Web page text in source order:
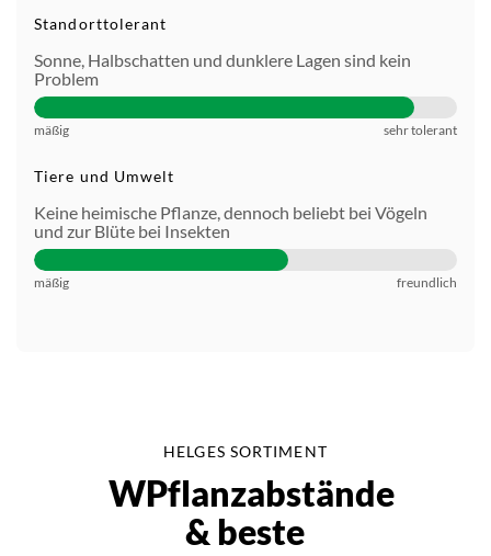
Standorttolerant
Sonne, Halbschatten und dunklere Lagen sind kein
Problem
mäßig sehr tolerant
Tiere und Umwelt
Keine heimische Pflanze, dennoch beliebt bei Vögeln
und zur Blüte bei Insekten
mäßig freundlich
HELGES SORTIMENT
WPflanzabstände
& beste